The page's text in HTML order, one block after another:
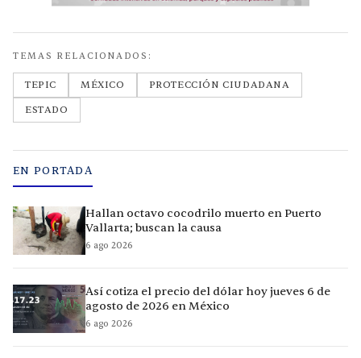
TEMAS RELACIONADOS:
TEPIC MÉXICO
PROTECCIÓN CIUDADANA
ESTADO
EN PORTADA
Hallan octavo cocodrilo muerto en Puerto
Vallarta; buscan la causa
6 ago 2026
Así cotiza el precio del dólar hoy jueves 6 de
agosto de 2026 en México
6 ago 2026